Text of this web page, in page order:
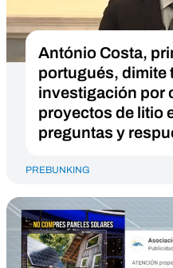
António Costa,
portugués, dimite
investigación por
proyectos de litio
preguntas y
PREBUNKING